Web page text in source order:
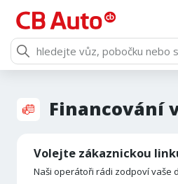
Financování
Volejte zákaznickou
Naši operátoři rádi zodpoví vaše